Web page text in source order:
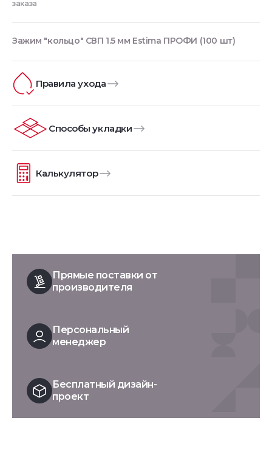
заказа
Зажим "кольцо" СВП 1.5 мм Estima ПРОФИ (100 шт)
Правила ухода
Способы укладки
Калькулятор
Прямые поставки от
производителя
Персональный
менеджер
Бесплатный дизайн-
проект